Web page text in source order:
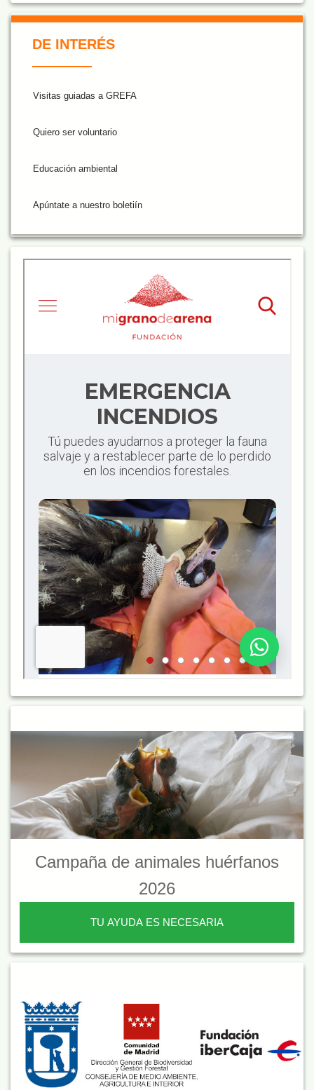
De Interés NARANJA
DE INTERÉS
Visitas guiadas a GREFA
Quiero ser voluntario
Educación ambiental
Apúntate a nuestro boletiín
Campaña de animales huérfanos
2026
TU AYUDA ES NECESARIA